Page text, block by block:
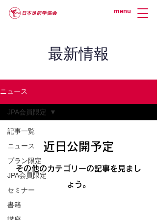
menu
最新情報
ニュース
記事一覧
ニュース
プラン限定
JPA会員限定
セミナー
書籍
JPA会員限定
近日公開予定
その他のカテゴリーの記事を見まし
ょう。